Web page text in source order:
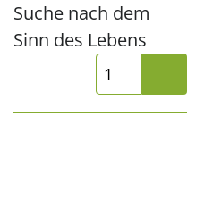
Suche nach dem
Sinn des Lebens